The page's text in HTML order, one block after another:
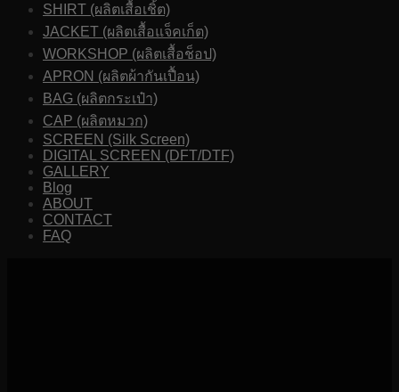
SHIRT (ผลิตเสื้อเชิ้ต)
JACKET (ผลิตเสื้อแจ็คเก็ต)
WORKSHOP (ผลิตเสื้อช็อป)
APRON (ผลิตผ้ากันเปื้อน)
BAG (ผลิตกระเป๋า)
CAP (ผลิตหมวก)
SCREEN (Silk Screen)
DIGITAL SCREEN (DFT/DTF)
GALLERY
Blog
ABOUT
CONTACT
FAQ